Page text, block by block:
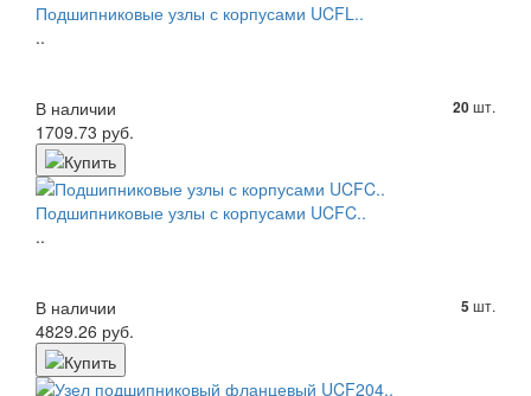
Подшипниковые узлы с корпусами UCFL..
..
В наличии 20шт.
1709.73 руб.
Подшипниковые узлы с корпусами UCFC..
..
В наличии 5 шт.
4829.26 руб.